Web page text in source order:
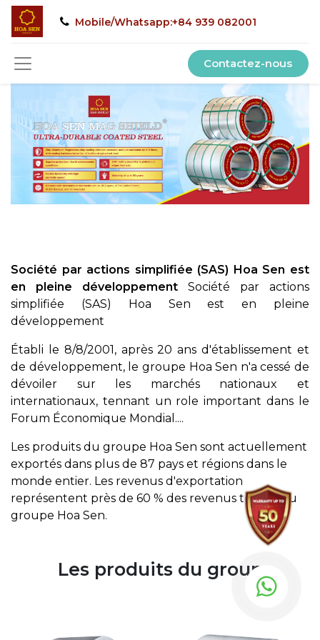
Mobile/Whatsapp:+84 939 082001
Contactez-nous
Société par actions simplifiée (SAS) Hoa Sen est
en pleine développement Société par actions
simplifiée (SAS) Hoa Sen est en pleine
développement
Établi le 8/8/2001, après 20 ans d'établissement et
de développement, le groupe Hoa Sen n'a cessé de
dévoiler sur les marchés nationaux et
internationaux, tennant un role important dans le
Forum Économique Mondial....
Les produits du groupe Hoa Sen sont actuellement
exportés dans plus de 87 pays et régions dans le
monde entier. Les revenus d'exportation
représentent près de 60 % des revenus totaux du
groupe Hoa Sen.
Les produits du group